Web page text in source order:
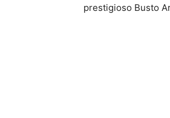
prestigioso Busto